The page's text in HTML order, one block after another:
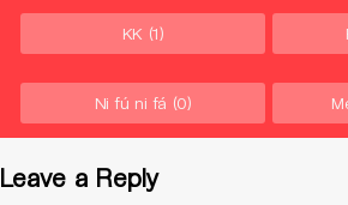
KK (1)
Ni fú ni fá (0)
Leave a Reply